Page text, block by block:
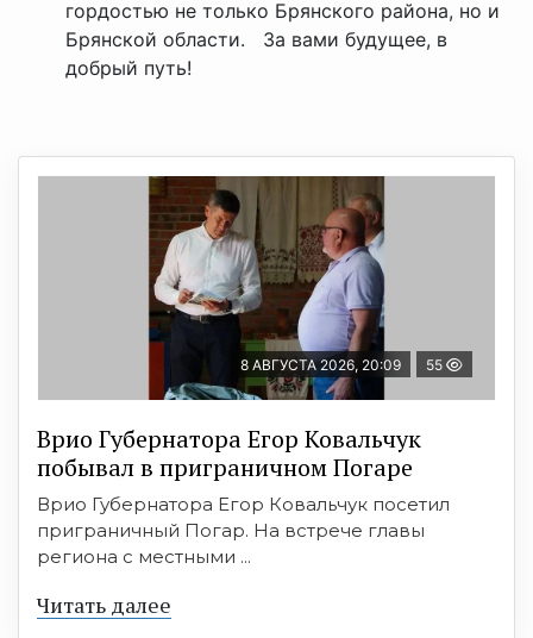
гордостью не только Брянского района, но и
Брянской области. За вами будущее, в
добрый путь!
8 АВГУСТА 2026, 20:09 55
Врио Губернатора Егор Ковальчук
побывал в приграничном Погаре
Врио Губернатора Егор Ковальчук посетил
приграничный Погар. На встрече главы
региона с местными ...
Читать далее